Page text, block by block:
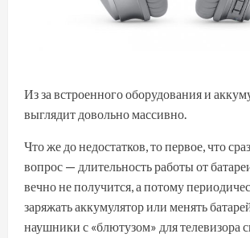
Из за встроенного оборудования и
выглядит довольно массивно.
Что же до недостатков, то первое, что
вопрос — длительность работы от
вечно не получится, а потому
заряжать аккумулятор или менять
наушники с «блютузом» для телевизора